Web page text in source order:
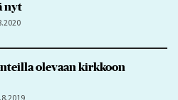
nyt
olevaan kirkkoon